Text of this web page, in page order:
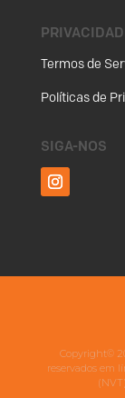
Termos de
Políticas de
SIGA-NOS
Copyright©
reservados em